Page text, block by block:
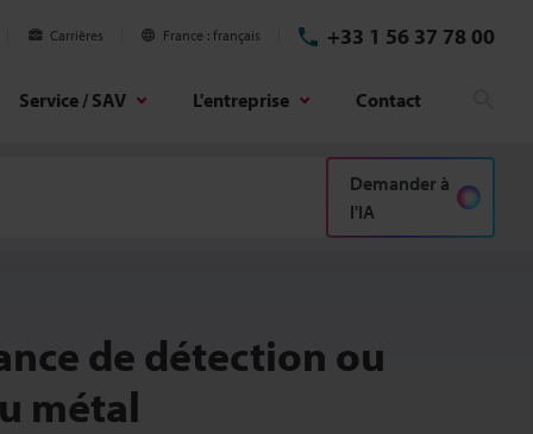
Carrières France français +33 1 56 37 78 00
Service / SAV L'entreprise Contact
Demander à
l'IA
de détection ou
métal